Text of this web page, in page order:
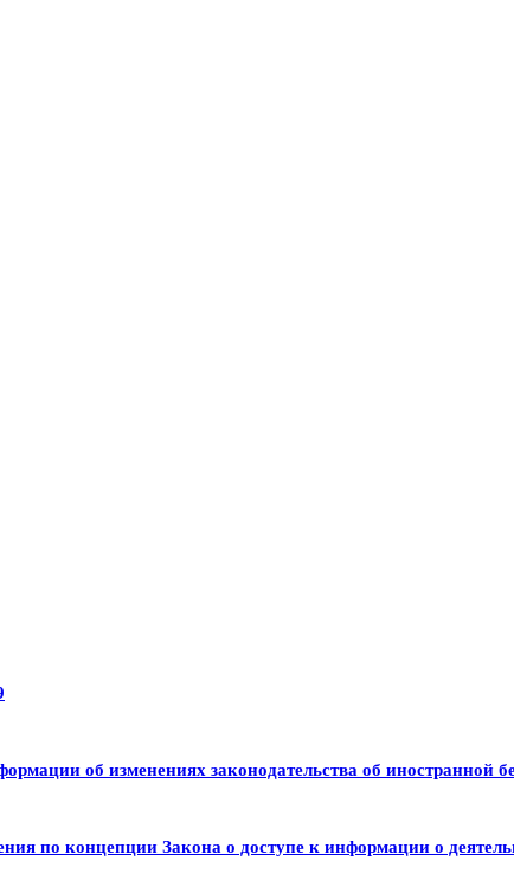
об изменениях законодательства об иностранной
по концепции Закона о доступе к информации о